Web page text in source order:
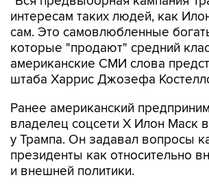
интересам таких людей, как
сам. Это самовлюбленные
которые "продают" средний
американские СМИ слова
штаба Харрис Джозефа
Ранее американский
владелец соцсети Х Илон Маск
у Трампа. Он задавал вопросы
президенты как относительно
и внешней политики.